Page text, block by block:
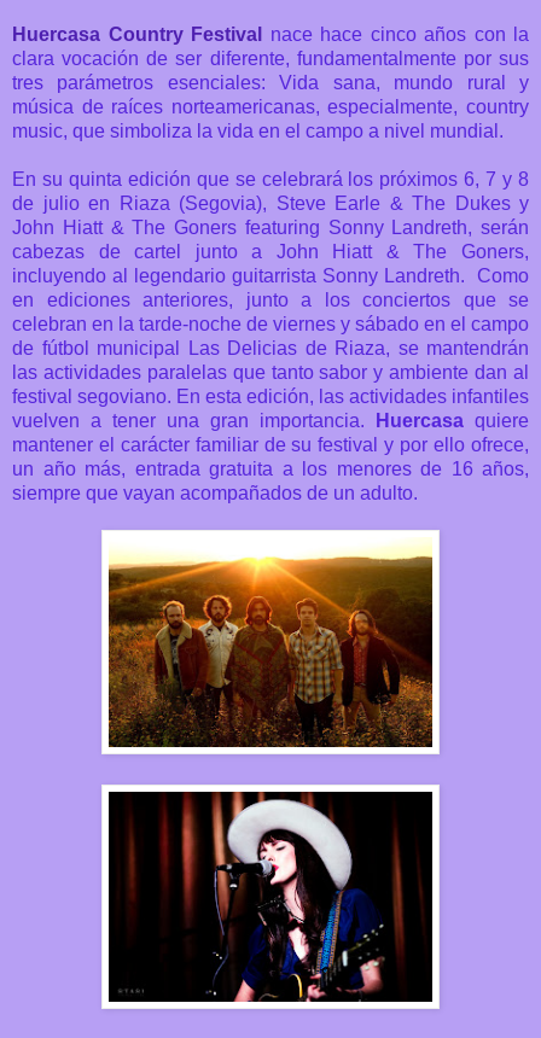
Huercasa Country Festival
nace hace cinco años con la
clara vocación de ser diferente, fundamentalmente por sus
tres parámetros esenciales: Vida sana, mundo rural y
música de raíces norteamericanas, especialmente, country
music, que simboliza la vida en el campo a nivel mundial.
En su quinta edición que se celebrará los próximos 6, 7 y 8
de julio en Riaza (Segovia), Steve Earle & The Dukes y
John Hiatt & The Goners featuring Sonny Landreth, serán
cabezas de cartel junto a John Hiatt & The Goners,
incluyendo al legendario guitarrista Sonny Landreth. Como
en ediciones anteriores, junto a los conciertos que se
celebran en la tarde-noche de viernes y sábado en el campo
de fútbol municipal Las Delicias de Riaza, se mantendrán
las actividades paralelas que tanto sabor y ambiente dan al
festival segoviano. En esta edición, las actividades infantiles
vuelven a tener una gran importancia.
Huercasa quiere
mantener el carácter familiar de su festival y por ello ofrece,
un año más, entrada gratuita a los menores de 16 años,
siempre que vayan acompañados de un adulto.